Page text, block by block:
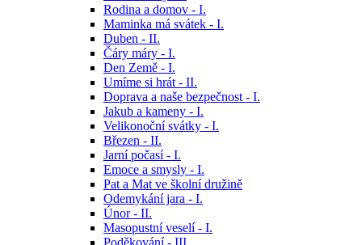
Rodina a domov - I.
Maminka má svátek - I.
Duben - II.
Čáry máry - I.
Den Země - I.
Umíme si hrát - II.
Doprava a naše bezpečnost - I.
Jakub a kameny - I.
Velikonoční svátky - I.
Březen - II.
Jarní počasí - I.
Emoce a smysly - I.
Pat a Mat ve školní družině
Odemykání jara - I.
Únor - II.
Masopustní veselí - I.
Poděkování - III.